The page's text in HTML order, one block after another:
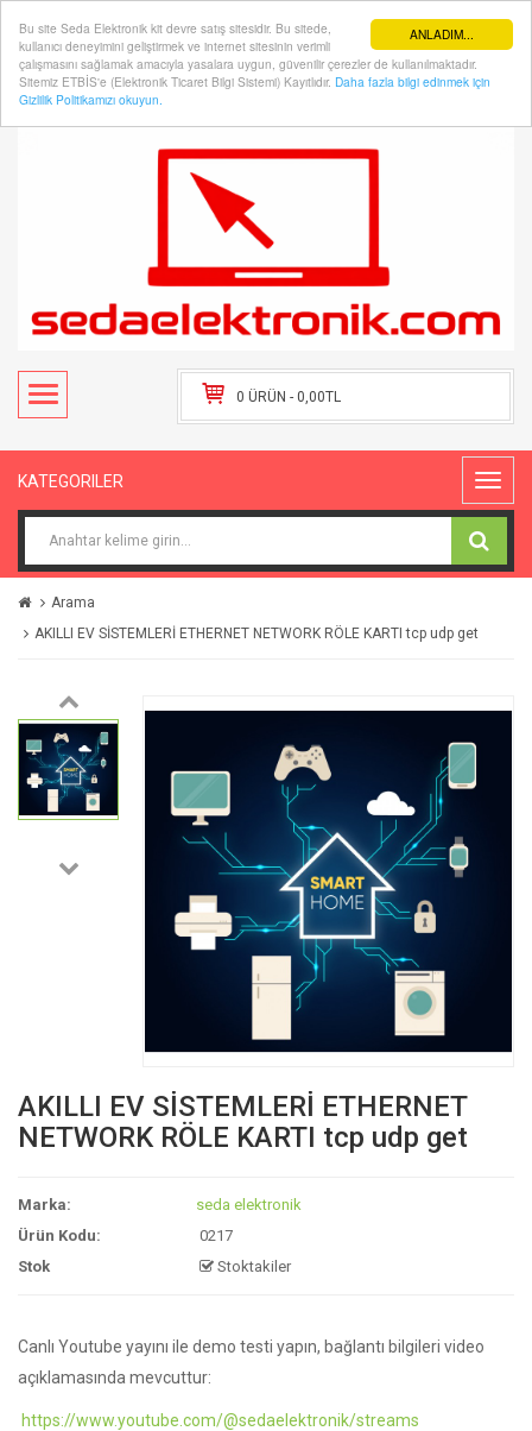
ANLADIM...
Bu site Seda Elektronik kit devre satış sitesidir. Bu sitede,
kullanıcı deneyimini geliştirmek ve internet sitesinin verimli
çalışmasını sağlamak amacıyla yasalara uygun, güvenilir çerezler de kullanılmaktadır.
Sitemiz ETBİS'e (Elektronik Ticaret Bilgi Sistemi) Kayıtlıdır. Daha fazla bilgi edinmek için
Gizlilik Politikamızı okuyun.
Hesabım Kasaya Git
0 ÜRÜN - 0,00TL
KATEGORILER
Arama
AKILLI EV SİSTEMLERİ ETHERNET NETWORK RÖLE KARTI tcp udp get
AKILLI EV SİSTEMLERİ ETHERNET
NETWORK RÖLE KARTI tcp udp get
Marka:
seda elektronik
Ürün Kodu:
0217
Stok
Stoktakiler
Canlı Youtube yayını ile demo testi yapın, bağlantı bilgileri video
açıklamasında mevcuttur:
https://www.youtube.com/@sedaelektronik/streams